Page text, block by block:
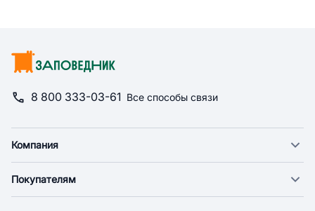
8 800 333-03-61 Все способы связи
Компания
Новости
Покупателям